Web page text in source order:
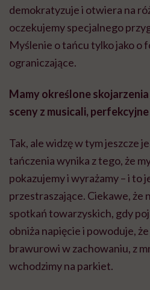
demokratyzuje i otwiera na
oczekujemy specjalnego
Myślenie o tańcu tylko jako o
ograniczające.
Mamy określone
sceny z musicali,
Tak, ale widzę w tym jeszcze
tańczenia wynika z tego, że
pokazujemy i wyrażamy – i to
przestraszające. Ciekawe, że
spotkań towarzyskich, gdy
obniża napięcie i powoduje,
brawurowi w zachowaniu, z
wchodzimy na parkiet.